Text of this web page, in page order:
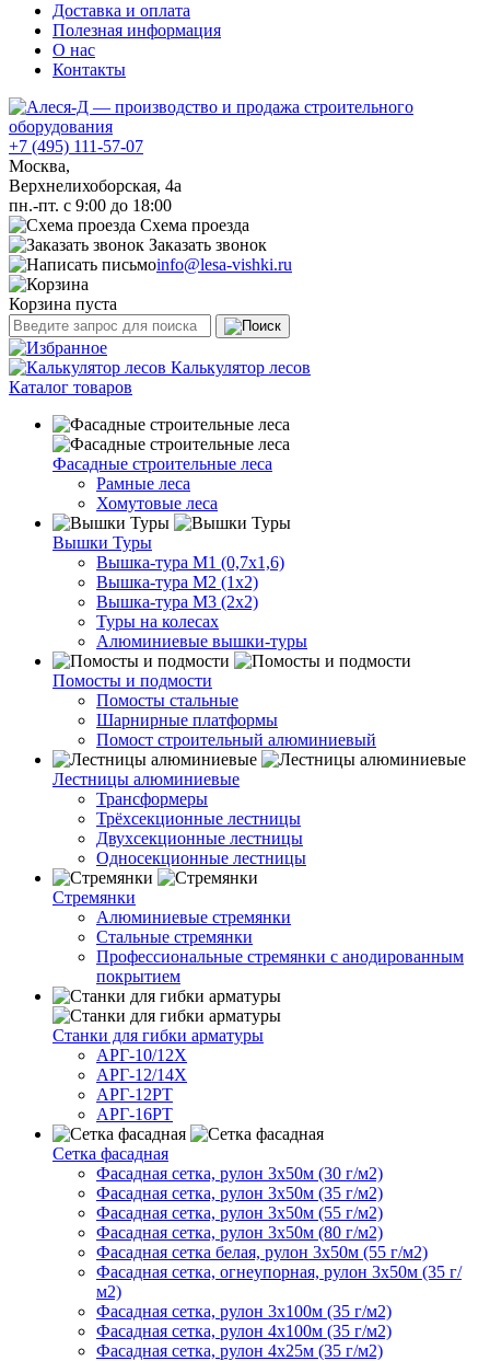
Доставка и оплата
Полезная информация
О нас
Контакты
+7 (495) 111-57-07
Москва,
Верхнелихоборская, 4а
пн.-пт. с 9:00 до 18:00
Схема проезда
Заказать звонок
info@lesa-vishki.ru
Корзина пуста
Калькулятор лесов
Каталог товаров
Фасадные строительные леса
Рамные леса
Хомутовые леса
Вышки Туры
Вышка-тура М1 (0,7х1,6)
Вышка-тура М2 (1х2)
Вышка-тура М3 (2х2)
Туры на колесах
Алюминиевые вышки-туры
Помосты и подмости
Помосты стальные
Шарнирные платформы
Помост строительный алюминиевый
Лестницы алюминиевые
Трансформеры
Трёхсекционные лестницы
Двухсекционные лестницы
Односекционные лестницы
Стремянки
Алюминиевые стремянки
Стальные стремянки
Профессиональные стремянки с анодированным
покрытием
Cтанки для гибки арматуры
АРГ-10/12Х
АРГ-12/14Х
АРГ-12РТ
АРГ-16РТ
Сетка фасадная
Фасадная сетка, рулон 3х50м (30 г/м2)
Фасадная сетка, рулон 3х50м (35 г/м2)
Фасадная сетка, рулон 3х50м (55 г/м2)
Фасадная сетка, рулон 3х50м (80 г/м2)
Фасадная сетка белая, рулон 3х50м (55 г/м2)
Фасадная сетка, огнеупорная, рулон 3х50м (35 г/
м2)
Фасадная сетка, рулон 3х100м (35 г/м2)
Фасадная сетка, рулон 4х100м (35 г/м2)
Фасадная сетка, рулон 4х25м (35 г/м2)